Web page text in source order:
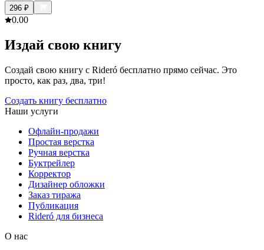
296 ₽
0.00
Издай свою книгу
Создай свою книгу с Rideró бесплатно прямо сейчас. Это
просто, как раз, два, три!
Создать книгу бесплатно
Наши услуги
Офлайн-продажи
Простая верстка
Ручная верстка
Буктрейлер
Корректор
Дизайнер обложки
Заказ тиража
Публикация
Rideró для бизнеса
О нас